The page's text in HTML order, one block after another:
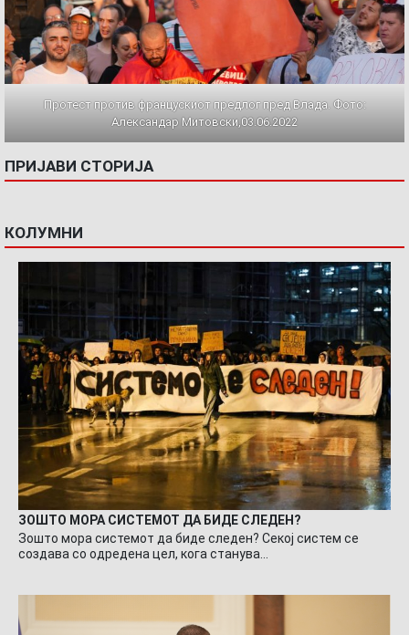
Протест против францускиот предлог пред Влада. Фото:
Александар Митовски,03.06.2022
ПРИЈАВИ СТОРИЈА
КОЛУМНИ
ЗОШТО МОРА СИСТЕМОТ ДА БИДЕ СЛЕДЕН?
Зошто мора системот да биде следен? Секој систем се
создава со одредена цел, кога станува…